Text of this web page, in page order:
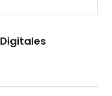
Digitales